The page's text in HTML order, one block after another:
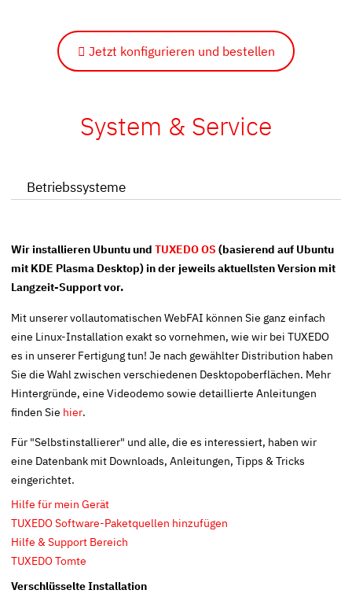
Jetzt konfigurieren und bestellen
System & Service
Betriebssysteme
Wir installieren Ubuntu undTUXEDO OS (basierend auf Ubuntu
mit KDE Plasma Desktop) in der jeweils aktuellsten Version mit
Langzeit-Support vor.
Mit unserer vollautomatischenWebFAI können Sie ganz einfach
eine Linux-Installation exakt so vornehmen, wie wir bei TUXEDO
es in unserer Fertigung tun! Je nach gewählter Distribution haben
Sie die Wahl zwischen verschiedenen Desktopoberflächen. Mehr
Hintergründe, eine Videodemo sowie detaillierte Anleitungen
finden Sie hier.
Für "Selbstinstallierer" und alle, die es interessiert, haben wir
eine Datenbank mit Downloads, Anleitungen, Tipps & Tricks
eingerichtet.
Hilfe für mein Gerät
TUXEDO Software-Paketquellen hinzufügen
Hilfe & Support Bereich
TUXEDO Tomte
Verschlüsselte Installation